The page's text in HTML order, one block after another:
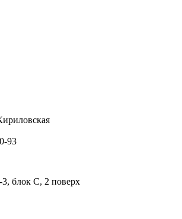
93
3, блок С, 2 поверх